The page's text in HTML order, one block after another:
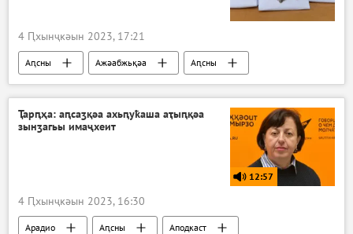
4 Ԥхынҷкәын 2023, 17:21
Аԥсны Ажәабжьқәа Аԥсны
Ҭарԥҳа: аԥсаӡқәа ахьԥуҟаша аҭыԥқәа
зынӡагьы имаҷхеит
12:57
4 Ԥхынҷкәын 2023, 16:30
Арадио Аԥсны Аподкаст